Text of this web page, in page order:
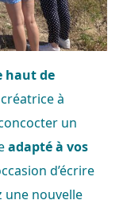
haut de
à
un
adapté à vos
d’écrire
une nouvelle